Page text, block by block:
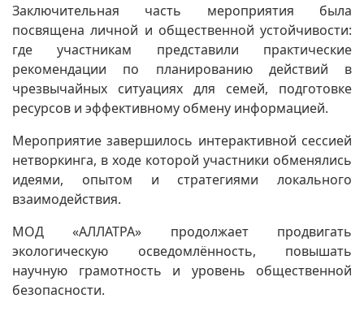
Заключительная часть мероприятия была
посвящена личной и общественной устойчивости:
где участникам представили практические
рекомендации по планированию действий в
чрезвычайных ситуациях для семей, подготовке
ресурсов и эффективному обмену информацией.
Мероприятие завершилось интерактивной сессией
нетворкинга, в ходе которой участники обменялись
идеями, опытом и стратегиями локального
взаимодействия.
МОД «АЛЛАТРА» продолжает продвигать
экологическую осведомлённость, повышать
научную грамотность и уровень общественной
безопасности.